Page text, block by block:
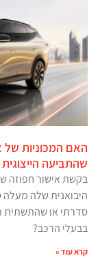
האם המכוניות של
שהתביעה
בקשת אישור חפוזה
היבואנית שלה
סדרתי או שהתשתית
בבעלי הרכב?
קרא עוד »